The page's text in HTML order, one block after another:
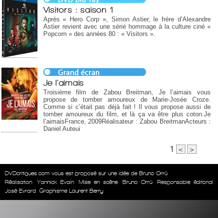
Visitors : saison 1
Après « Hero Corp », Simon Astier, le frère d’Alexandre
Astier revient avec une sérié hommage à la culture ciné «
Popcorn » des années 80 : « Visitors ».
Je l’aimais
Troisième film de Zabou Breitman, Je l’aimais vous
propose de tomber amoureux de Marie-Josée Croze.
Comme si c’était pas déjà fait ! Il vous propose aussi de
tomber amoureux du film, et là ça va être plus coton.Je
l’aimaisFrance, 2009Réalisateur : Zabou BreitmanActeurs :
Daniel Auteui
1 < >
DVDcritiques.com vous est proposé sur une idée de Bruno Orrú
Réalisation
Yannick Evain Mise en scène Bruno Orrú
Responsable éditorial
José Evrard. Graphisme Laurent Berry